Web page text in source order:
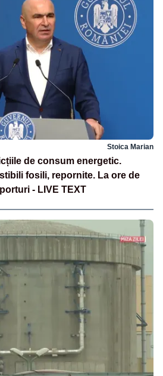
Stoica Marian
de consum energetic.
fosili, repornite. La ore de
- LIVE TEXT